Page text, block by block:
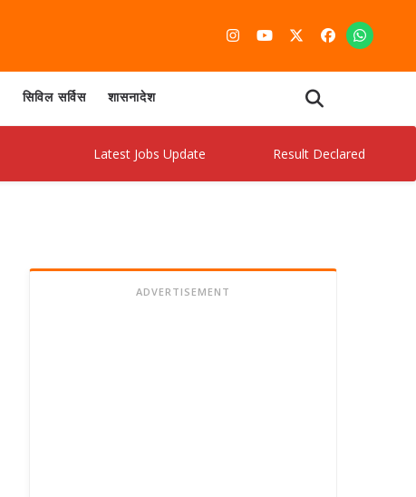
सिविल सर्विस शासनादेश
Latest Jobs Update Result Declared
ADVERTISEMENT